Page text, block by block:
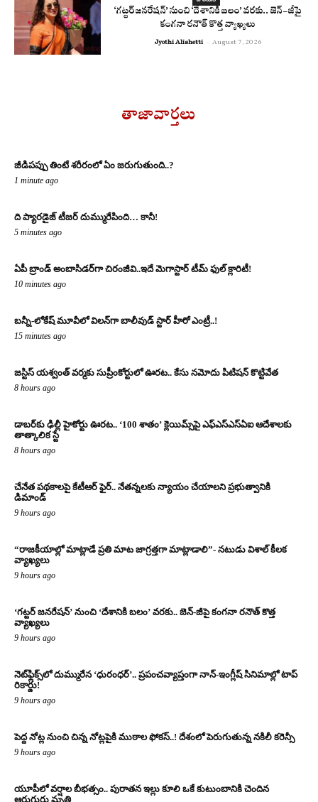
‘గట్టర్ జనరేషన్’ నుంచి ‘దేశానికి బలం’ వరకు.. జెన్-జీపై
కంగనా రనౌత్ కొత్త వ్యాఖ్యలు
Jyothi Alishetti - August 7, 2026
తాజావార్తలు
జీడిపప్పు తింటే శరీరంలో ఏం జరుగుతుంది..?
1 minute ago
ది ప్యారడైజ్ టీజర్ దుమ్మురేపింది… కానీ!
5 minutes ago
ఏపీ బ్రాండ్ అంబాసిడర్‌గా చిరంజీవి..ఇదే మెగాస్టార్ టీమ్ ఫుల్ క్లారిటీ!
10 minutes ago
బన్నీ-లోకేష్ మూవీలో విలన్‌గా బాలీవుడ్ స్టార్ హీరో ఎంట్రీ..!
15 minutes ago
జస్టిస్ యశ్వంత్ వర్మకు సుప్రీంకోర్టులో ఊరట.. కేసు నమోదు పిటిషన్ కొట్టివేత
8 hours ago
డాబర్‌కు ఢిల్లీ హైకోర్టు ఊరట.. ‘100 శాతం’ క్లెయిమ్స్‌పై ఎఫ్‌ఎస్‌ఎస్‌ఏఐ ఆదేశాలకు
తాత్కాలిక స్టే
8 hours ago
చేనేత పథకాలపై కేటీఆర్ ఫైర్.. నేతన్నలకు న్యాయం చేయాలని ప్రభుత్వానికి
డిమాండ్
9 hours ago
“రాజకీయాల్లో మాట్లాడే ప్రతి మాట జాగ్రత్తగా మాట్లాడాలి”- నటుడు విశాల్ కీలక
వ్యాఖ్యలు
9 hours ago
‘గట్టర్ జనరేషన్’ నుంచి ‘దేశానికి బలం’ వరకు.. జెన్-జీపై కంగనా రనౌత్ కొత్త
వ్యాఖ్యలు
9 hours ago
నెట్‌ఫ్లిక్స్‌లో దుమ్మురేన ‘ధురంధర్’.. ప్రపంచవ్యాప్తంగా నాన్-ఇంగ్లీష్ సినిమాల్లో టాప్
రికార్డు!
9 hours ago
పెద్ద నోట్ల నుంచి చిన్న నోట్లపైకి ముఠాల ఫోకస్..! దేశంలో పెరుగుతున్న నకిలీ కరెన్సీ
9 hours ago
యూపీలో వర్షాల బీభత్సం.. పురాతన ఇల్లు కూలి ఒకే కుటుంబానికి చెందిన
ఆరుగురు మృతి